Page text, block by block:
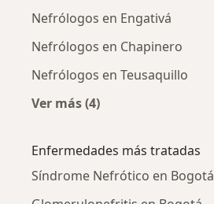
Nefrólogos en Engativá
Nefrólogos en Chapinero
Nefrólogos en Teusaquillo
Ver más (4)
Enfermedades más tratadas
Síndrome Nefrótico en Bogotá